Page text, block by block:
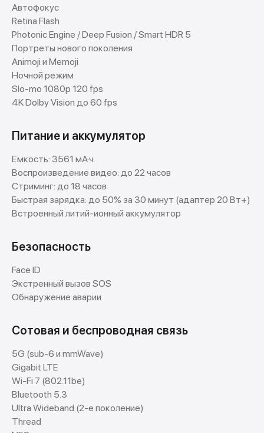
Автофокус
Retina Flash
Photonic Engine / Deep Fusion / Smart HDR 5
Портреты нового поколения
Animoji и Memoji
Ночной режим
Slo-mo 1080p 120 fps
4K Dolby Vision до 60 fps
Питание и аккумулятор
Емкость: 3561 мА·ч.
Воспроизведение видео: до 22 часов
Стриминг: до 18 часов
Быстрая зарядка: до 50% за 30 минут (адаптер 20 Вт+)
Встроенный литий-ионный аккумулятор
Безопасность
Face ID
Экстренный вызов SOS
Обнаружение аварии
Сотовая и беспроводная связь
5G (sub-6 и mmWave)
Gigabit LTE
Wi-Fi 7 (802.11be)
Bluetooth 5.3
Ultra Wideband (2-е поколение)
Thread